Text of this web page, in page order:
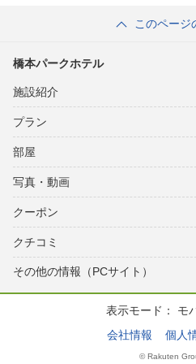
このページ
橋本パークホテル
施設紹介
プラン
部屋
写真・動画
クーポン
クチコミ
その他の情報（PCサイト）
表示モード： モ
会社情報
個人
© Rakuten